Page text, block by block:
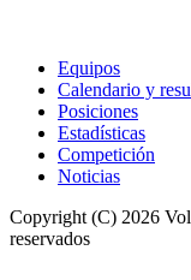
Equipos
Calendario y
Posiciones
Estadísticas
Competición
Noticias
Copyright (C) 2026
reservados